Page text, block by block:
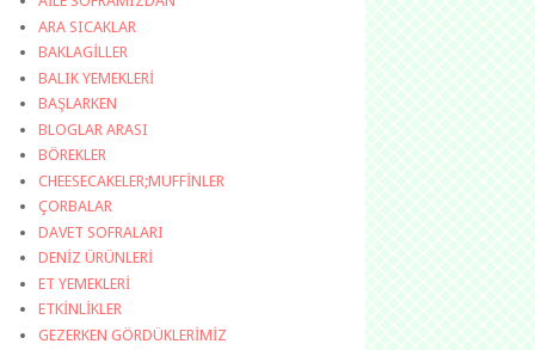
ARA SICAKLAR
BAKLAGİLLER
BALIK YEMEKLERİ
BAŞLARKEN
BLOGLAR ARASI
BÖREKLER
CHEESECAKELER;MUFFİNLER
ÇORBALAR
DAVET SOFRALARI
DENİZ ÜRÜNLERİ
ET YEMEKLERİ
ETKİNLİKLER
GEZERKEN GÖRDÜKLERİMİZ